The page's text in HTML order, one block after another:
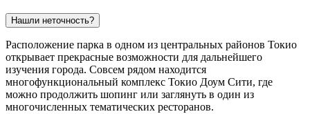
Нашли неточность?
Расположение парка в одном из центральных районов Токио
открывает прекрасные возможности для дальнейшего
изучения города. Совсем рядом находится
многофункциональный комплекс Токио Доум Сити, где
можно продолжить шопинг или заглянуть в один из
многочисленных тематических ресторанов.